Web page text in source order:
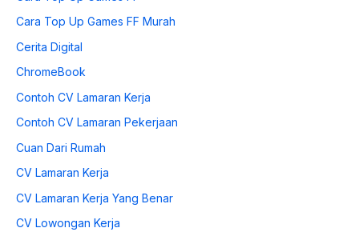
Cara Top Up Games FF Murah
Cerita Digital
ChromeBook
Contoh CV Lamaran Kerja
Contoh CV Lamaran Pekerjaan
Cuan Dari Rumah
CV Lamaran Kerja
CV Lamaran Kerja Yang Benar
CV Lowongan Kerja